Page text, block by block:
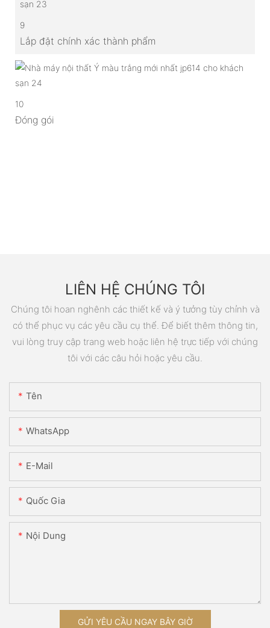
9
Lắp đặt chính xác thành phẩm
10
Đóng gói
LIÊN HỆ CHÚNG TÔI
Chúng tôi hoan nghênh các thiết kế và ý tưởng tùy chỉnh và
có thể phục vụ các yêu cầu cụ thể. Để biết thêm thông tin,
vui lòng truy cập trang web hoặc liên hệ trực tiếp với chúng
tôi với các câu hỏi hoặc yêu cầu.
Tên
WhatsApp
E-Mail
Quốc Gia
Nội Dung
GỬI YÊU CẦU NGAY BÂY GIỜ